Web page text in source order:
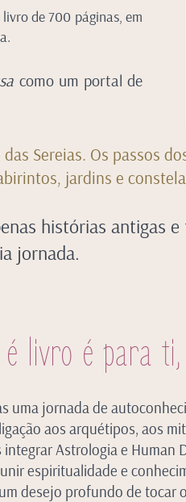
de 700 páginas, em
como um portal de
Sereias. Os passos
jardins e
histórias antigas
jornada.
é livro é para
uma jornada de
aos arquétipos, aos
integrar Astrologia e Human
espiritualidade e
desejo profundo de tocar